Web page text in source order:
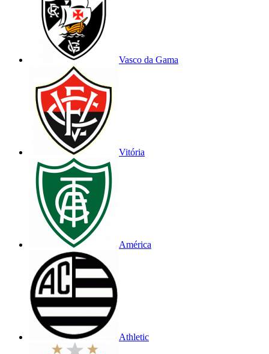
Vasco da Gama
Vitória
América
Athletic